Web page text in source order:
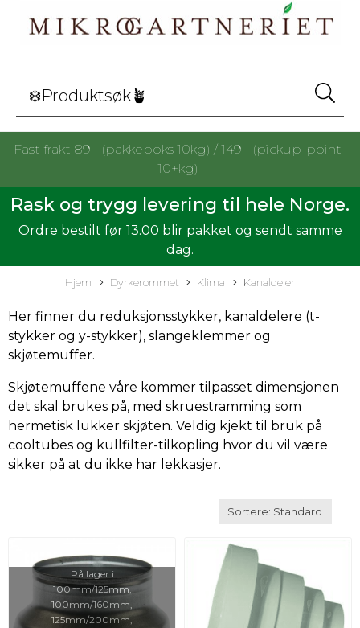
Fast frakt 89,- (pakkeboks 10kg) / 149,- (pickup-point
10+kg)
Rask og trygg levering til hele Norge.
Ordre bestilt før 13.00 blir pakket og sendt samme
dag.
Hjem Dyrkerommet Klima Kanaldeler
Her finner du reduksjonsstykker, kanaldelere (t-
stykker og y-stykker), slangeklemmer og
skjøtemuffer.
Skjøtemuffene våre kommer tilpasset dimensjonen
det skal brukes på, med skruestramming som
hermetisk lukker skjøten. Veldig kjekt til bruk på
cooltubes og kullfilter-tilkopling hvor du vil være
sikker på at du ikke har lekkasjer.
På lager i
100mm/125mm,
100mm/160mm,
125mm/200mm,